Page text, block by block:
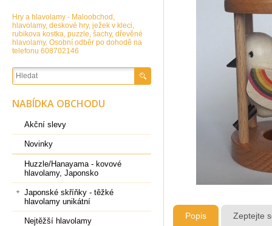
Popis Zeptejte
Hry a hlavolamy - Maloobchod,
hlavolamy, deskové hry, ježek v kleci,
rubikova kostka, puzzle, šachy, dřevěné
hlavolamy. Osobní odběr po dohodě na
telefonu 608702146
NABÍDKA OBCHODU
Akční slevy
Novinky
Huzzle/Hanayama - kovové
hlavolamy, Japonsko
Japonské skříňky - těžké
hlavolamy unikátní
Nejtěžší hlavolamy